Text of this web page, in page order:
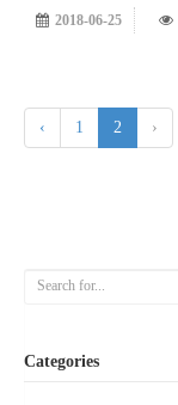
2018-06-25
‹ 1 2 ›
Categories